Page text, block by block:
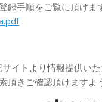
手順をご覧に頂けま
イトより情報提供いた
きご確認頂けますよ